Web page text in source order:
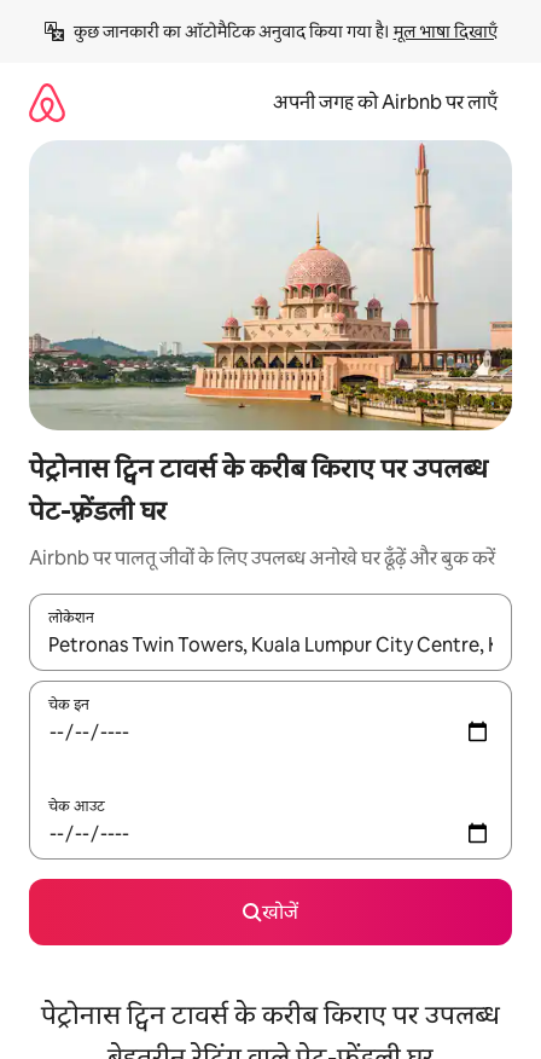
छोड़कर
कॉन्टेंट
कुछ जानकारी का ऑटोमैटिक अनुवाद किया गया है। मूल भाषा दिखाएँ
अपनी जगह को Airbnb पर लाएँ
पेट्रोनास ट्विन टावर्स के करीब किराए पर उपलब्ध
पेट-फ़्रेंडली घर
Airbnb पर पालतू जीवों के लिए उपलब्ध अनोखे घर ढूँढ़ें और बुक करें
लोकेशन
नतीजों के उपलब्ध होने पर, अप और डाउन 'ऐरो की' का इस्तेमाल करके नेविगेट
चेक इन
चेक आउट
खोजें
पेट्रोनास ट्विन टावर्स के करीब किराए पर उपलब्ध